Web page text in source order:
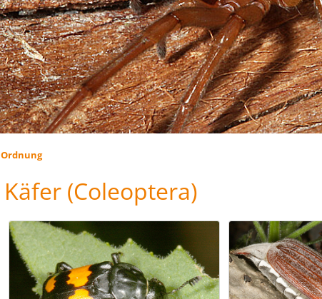
Ordnung
Käfer (Coleoptera)